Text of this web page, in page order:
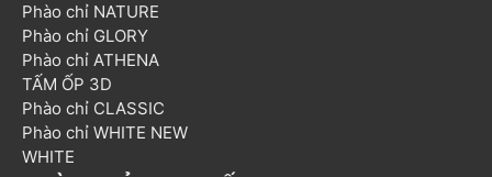
Phào chỉ NATURE
Phào chỉ GLORY
Phào chỉ ATHENA
TẤM ỐP 3D
Phào chỉ CLASSIC
Phào chỉ WHITE NEW
WHITE